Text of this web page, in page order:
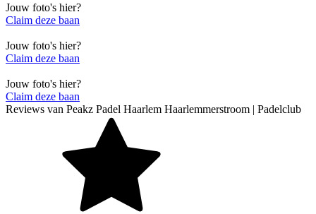
Jouw foto's hier?
Claim deze baan
Jouw foto's hier?
Claim deze baan
Jouw foto's hier?
Claim deze baan
Reviews van Peakz Padel Haarlem Haarlemmerstroom | Padelclub